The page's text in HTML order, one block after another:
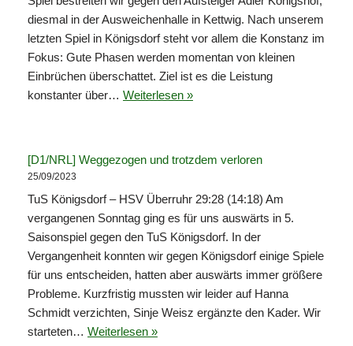
diesmal in der Ausweichenhalle in Kettwig. Nach unserem
letzten Spiel in Königsdorf steht vor allem die Konstanz im
Fokus: Gute Phasen werden momentan von kleinen
Einbrüchen überschattet. Ziel ist es die Leistung
konstanter über… Weiterlesen »
[D1/NRL] Weggezogen und trotzdem verloren
25/09/2023
TuS Königsdorf – HSV Überruhr 29:28 (14:18) Am
vergangenen Sonntag ging es für uns auswärts in 5.
Saisonspiel gegen den TuS Königsdorf. In der
Vergangenheit konnten wir gegen Königsdorf einige Spiele
für uns entscheiden, hatten aber auswärts immer größere
Probleme. Kurzfristig mussten wir leider auf Hanna
Schmidt verzichten, Sinje Weisz ergänzte den Kader. Wir
starteten… Weiterlesen »